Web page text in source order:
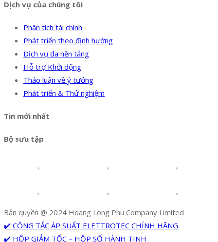
Dịch vụ của chúng tôi
Phân tích tài chính
Phát triển theo định hướng
Dịch vụ đa nền tảng
Hỗ trợ Khởi động
Thảo luận về ý tưởng
Phát triển & Thử nghiệm
Tin mới nhất
Bộ sưu tập
Bản quyền @ 2024 Hoang Long Phu Company Limited
✔️ CÔNG TẮC ÁP SUẤT ELETTROTEC CHÍNH HÃNG
✔️ HỘP GIẢM TỐC – HỘP SỐ HÀNH TINH